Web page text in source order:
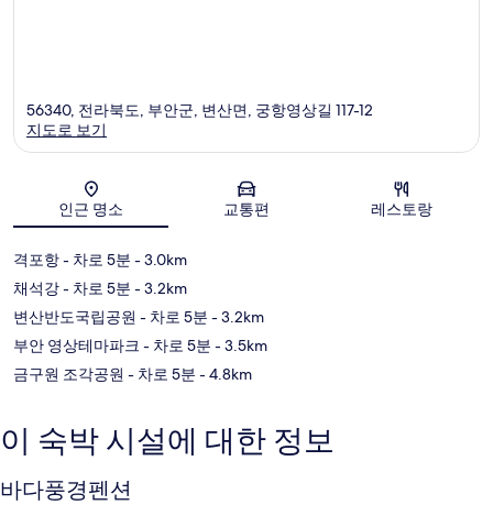
지도
56340, 전라북도, 부안군, 변산면, 궁항영상길 117-12
지도로 보기
인근 명소 교통편 레스토랑
격포항- 차로 5분 - 3.0km
채석강- 차로 5분 - 3.2km
변산반도국립공원 - 차로 5분 - 3.2km
부안 영상테마파크 - 차로 5분 - 3.5km
금구원 조각공원 - 차로 5분 - 4.8km
이 숙박 시설에 대한 정보
바다풍경펜션